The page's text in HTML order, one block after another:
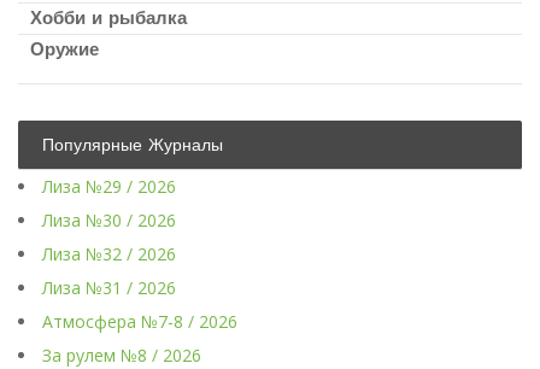
Хобби и рыбалка
Оружие
Популярные Журналы
Лиза №29 / 2026
Лиза №30 / 2026
Лиза №32 / 2026
Лиза №31 / 2026
Атмосфера №7-8 / 2026
За рулем №8 / 2026